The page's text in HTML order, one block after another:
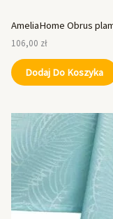
AmeliaHome Obrus
106,00 zł
Dodaj Do Koszyka